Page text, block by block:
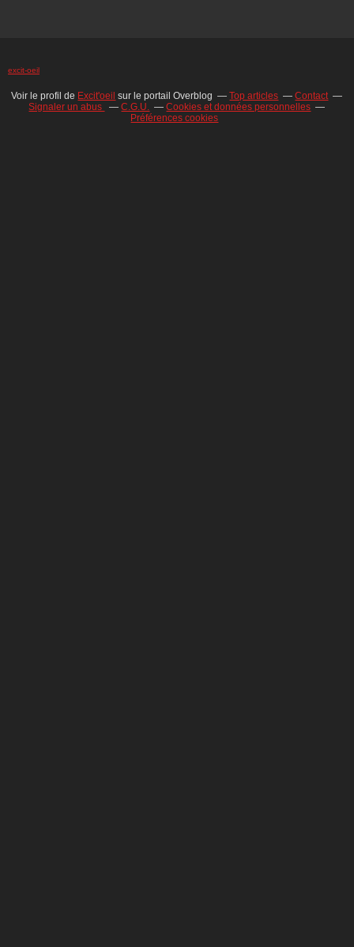
excit-oeil
Voir le profil de Excit'oeil sur le portail Overblog Top articles
Contact
Signaler un abus
C.G.U.
Cookies et données personnelles
Préférences cookies